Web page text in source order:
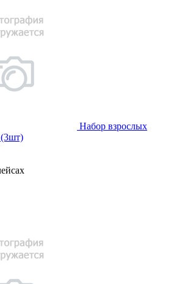
Набор взрослых